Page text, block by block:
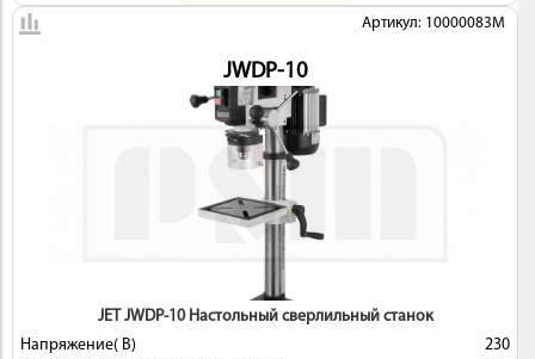
Артикул: 10000083M
JWDP-10
JET JWDP-10 Настольный сверлильный станок
Напряжение( В)
230